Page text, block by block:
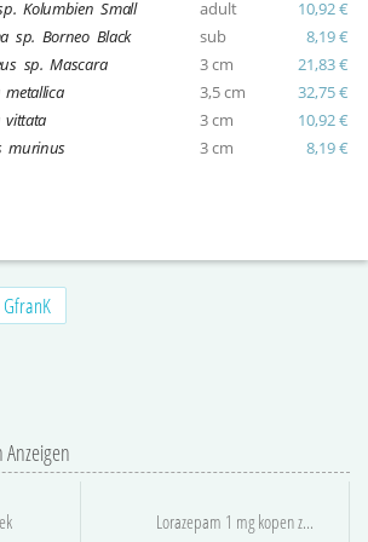
Kolumbien Small adult
10,92 €
sp. Borneo Black sub
8,19 €
sp. Mascara 3 cm
21,83 €
metallica 3,5 cm
32,75 €
vittata 3 cm
10,92 €
murinus 3 cm 8,19 €
GfranK
Lorazepam 1 mg kopen zonder recept